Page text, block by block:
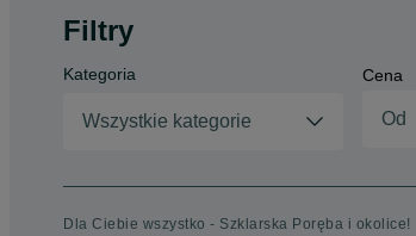
Filtry
Kategoria
Wszystkie kategorie
Cena
Dla Ciebie wszystko - Szklarska Poręba i okolice!